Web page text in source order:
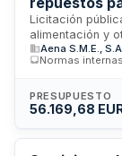
Aena
Licitación
alimentación y
los sistemas de
S.A. El
subcontratación
calidad de los
de seguridad
Aena S.M.E., S.A.
Normas internas
PRESUPUESTO
56.169,68